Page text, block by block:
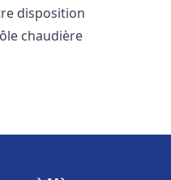
disposition
chaudière